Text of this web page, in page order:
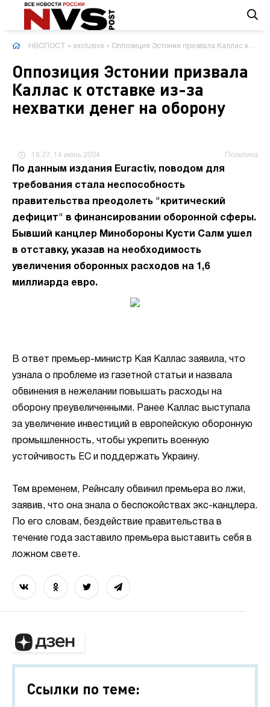
НВСПОСТ » exclusive » Оппозиция Эстонии призвала Каллас к отставке из-за нехватки денег на оборону
Оппозиция Эстонии призвала
Каллас к отставке из-за
нехватки денег на оборону
18:27, 14 июнь 2024 Политика
По данным издания Euractiv, поводом для
требования стала неспособность
правительства преодолеть "критический
дефицит" в финансировании оборонной сферы.
Бывший канцлер Минобороны Кусти Салм ушел
в отставку, указав на необходимость
увеличения оборонных расходов на 1,6
миллиарда евро.
В ответ премьер-министр Кая Каллас заявила, что
узнала о проблеме из газетной статьи и назвала
обвинения в нежелании повышать расходы на
оборону преувеличенными. Ранее Каллас выступала
за увеличение инвестиций в европейскую оборонную
промышленность, чтобы укрепить военную
устойчивость ЕС и поддержать Украину.
Тем временем, Рейнсалу обвинил премьера во лжи,
заявив, что она знала о беспокойствах экс-канцлера.
По его словам, бездействие правительства в
течение года заставило премьера выставить себя в
ложном свете.
Ссылки по теме: